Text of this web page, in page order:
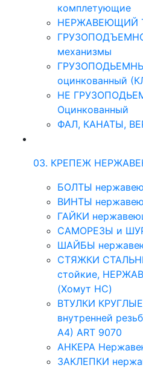
комплетующие
НЕРЖАВЕЮЩИЙ
механизмы
оцинкованный
НЕ
Оцинкованный
ФАЛ, КАНАТЫ,
03. КРЕПЕЖ
БОЛТЫ
ВИНТЫ
ГАЙКИ
САМОРЕЗЫ и
ШАЙБЫ
СТЯЖКИ
стойкие,
(Хомут НС)
ВТУЛКИ
внутренней
А4) ART 9070
АНКЕРА
ЗАКЛЕПКИ